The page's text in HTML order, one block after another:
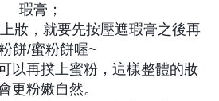
瑕膏 ；
妝，就要先按壓遮瑕膏之後再
餅/蜜粉餅喔~
以再撲上蜜粉，這樣整體的妝
更粉嫩自然。